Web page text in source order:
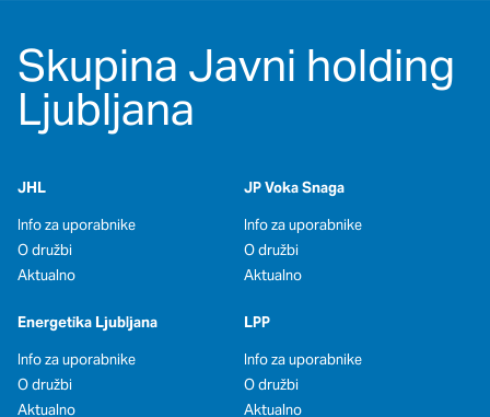
Skupina Javni holding
Ljubljana
JHL
Info za uporabnike
O družbi
Aktualno
Energetika Ljubljana
Info za uporabnike
O družbi
Aktualno
JP Voka Snaga
Info za uporabnike
O družbi
Aktualno
LPP
Info za uporabnike
O družbi
Aktualno